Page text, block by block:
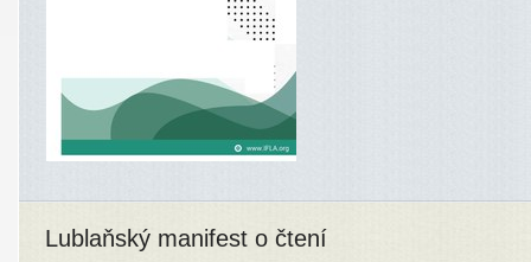
Lublaňský manifest o čtení